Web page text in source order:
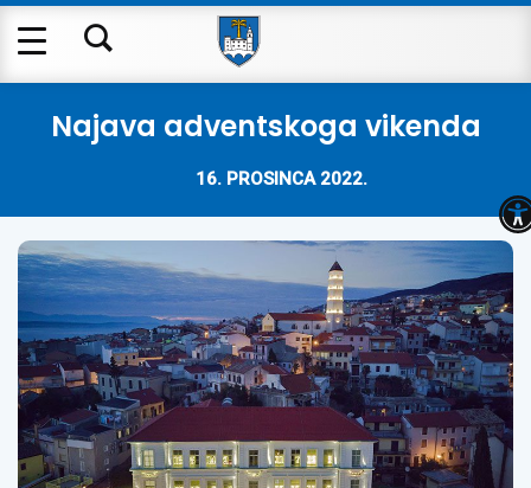
Najava adventskoga vikenda
16. PROSINCA 2022.